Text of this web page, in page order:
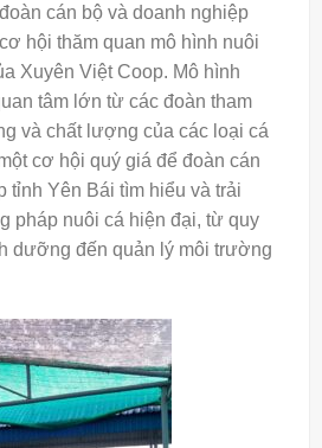
cán bộ và doanh nghiệp
hội thăm quan mô hình nuôi
Xuyên Việt Coop. Mô hình
tâm lớn từ các đoàn tham
và chất lượng của các loại cá
cơ hội quý giá để đoàn cán
tỉnh Yên Bái tìm hiểu và trải
pháp nuôi cá hiện đại, từ quy
dưỡng đến quản lý môi trường